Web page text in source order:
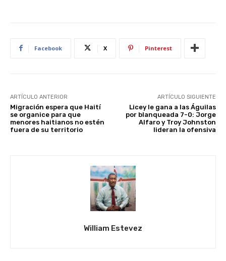
Facebook X Pinterest
ARTÍCULO ANTERIOR
Migración espera que Haití
se organice para que
menores haitianos no estén
fuera de su territorio
ARTÍCULO SIGUIENTE
Licey le gana a las Águilas
por blanqueada 7-0: Jorge
Alfaro y Troy Johnston
lideran la ofensiva
William Estevez